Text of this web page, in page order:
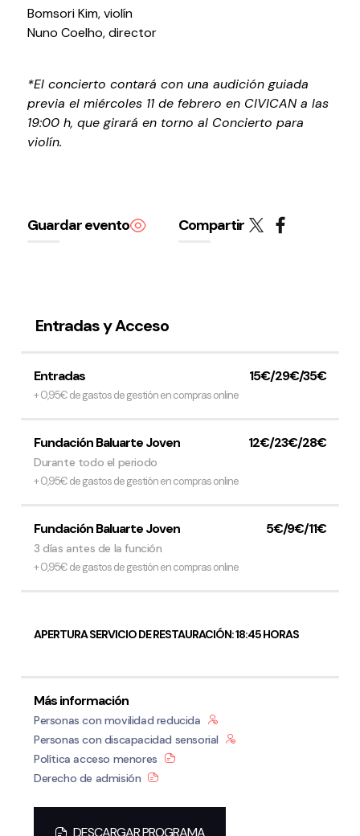
Actualidad
Preguntas frecuentes
Política de privacidad y Aviso Legal Cookies
Accesibilidad
Bomsori Kim, violín
Nuno Coelho, director
*El concierto contará con una audición guiada
previa el miércoles 11 de febrero en CIVICAN a las
19:00 h, que girará en torno al Concierto para
violín.
Guardar evento Compartir
Entradas y Acceso
Entradas 15€/29€/35€
+ 0,95€ de gastos de gestión en compras online
Fundación Baluarte Joven 12€/23€/28€
Durante todo el periodo
+ 0,95€ de gastos de gestión en compras online
Fundación Baluarte Joven 5€/9€/11€
3 días antes de la función
+ 0,95€ de gastos de gestión en compras online
APERTURA SERVICIO DE RESTAURACIÓN: 18:45 HORAS
Más información
Personas con movilidad reducida
Personas con discapacidad sensorial
Política acceso menores
Derecho de admisión